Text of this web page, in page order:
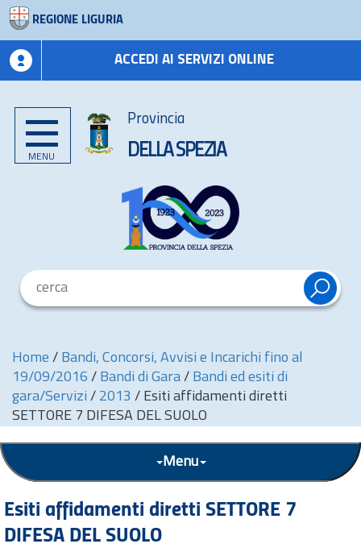
REGIONE LIGURIA
ACCEDI AI SERVIZI ONLINE
MENU
Provincia
DELLA SPEZIA
Home / Bandi, Concorsi, Avvisi e Incarichi fino al
19/09/2016 / Bandi di Gara / Bandi ed esiti di
gara/Servizi / 2013 / Esiti affidamenti diretti
SETTORE 7 DIFESA DEL SUOLO
Menu
Esiti affidamenti diretti SETTORE 7
DIFESA DEL SUOLO